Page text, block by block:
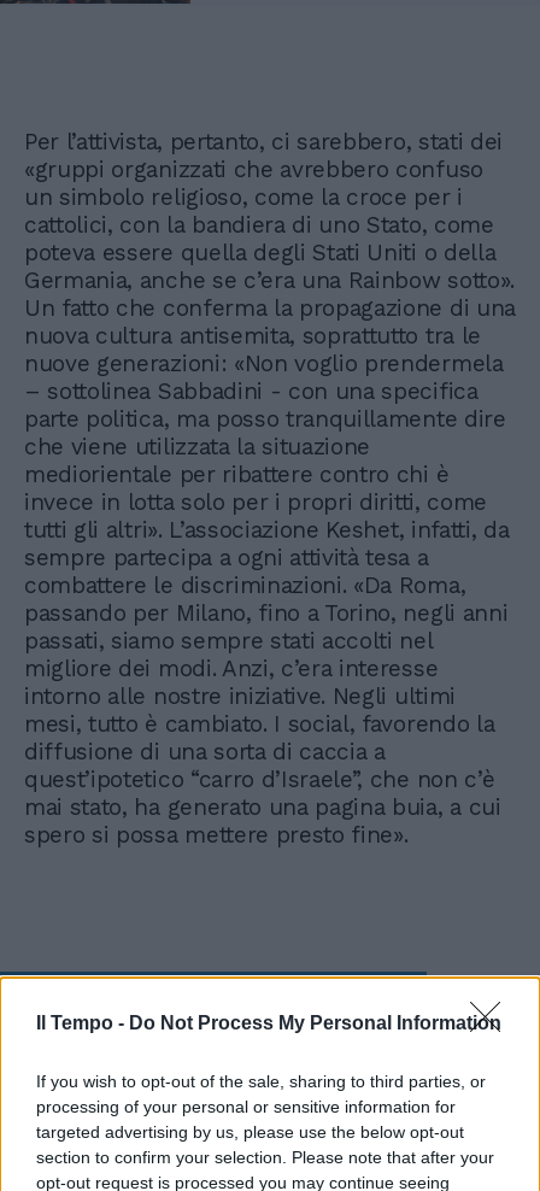
Il Tempo - Do Not Process My Personal Information
If you wish to opt-out of the sale, sharing to third parties, or
processing of your personal or sensitive information for
targeted advertising by us, please use the below opt-out
section to confirm your selection. Please note that after your
opt-out request is processed you may continue seeing
Per l’attivista, pertanto, ci sarebbero, stati dei
«gruppi organizzati che avrebbero confuso
un simbolo religioso, come la croce per i
cattolici, con la bandiera di uno Stato, come
poteva essere quella degli Stati Uniti o della
Germania, anche se c’era una Rainbow sotto».
Un fatto che conferma la propagazione di una
nuova cultura antisemita, soprattutto tra le
nuove generazioni: «Non voglio prendermela
– sottolinea Sabbadini - con una specifica
parte politica, ma posso tranquillamente dire
che viene utilizzata la situazione
mediorientale per ribattere contro chi è
invece in lotta solo per i propri diritti, come
tutti gli altri». L’associazione Keshet, infatti, da
sempre partecipa a ogni attività tesa a
combattere le discriminazioni. «Da Roma,
passando per Milano, fino a Torino, negli anni
passati, siamo sempre stati accolti nel
migliore dei modi. Anzi, c’era interesse
intorno alle nostre iniziative. Negli ultimi
mesi, tutto è cambiato. I social, favorendo la
diffusione di una sorta di caccia a
quest’ipotetico “carro d’Israele”, che non c’è
mai stato, ha generato una pagina buia, a cui
spero si possa mettere presto fine».
leghista Sardone, censura agli